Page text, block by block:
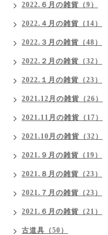
2022.６月の雑貨（9）
2022.４月の雑貨（14）
2022.３月の雑貨（48）
2022.２月の雑貨（32）
2022.１月の雑貨（23）
2021.12月の雑貨（26）
2021.11月の雑貨（17）
2021.10月の雑貨（32）
2021.９月の雑貨（19）
2021.８月の雑貨（23）
2021.７月の雑貨（23）
2021.６月の雑貨（21）
古道具（50）